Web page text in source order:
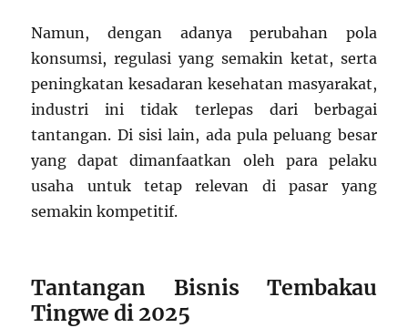
Namun, dengan adanya perubahan pola
konsumsi, regulasi yang semakin ketat, serta
peningkatan kesadaran kesehatan masyarakat,
industri ini tidak terlepas dari berbagai
tantangan. Di sisi lain, ada pula peluang besar
yang dapat dimanfaatkan oleh para pelaku
usaha untuk tetap relevan di pasar yang
semakin kompetitif.
Tantangan Bisnis Tembakau
Tingwe di 2025